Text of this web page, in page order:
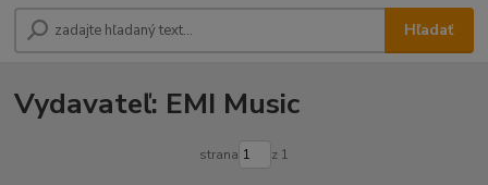
Hľadať
Vydavateľ: EMI Music
strana z 1